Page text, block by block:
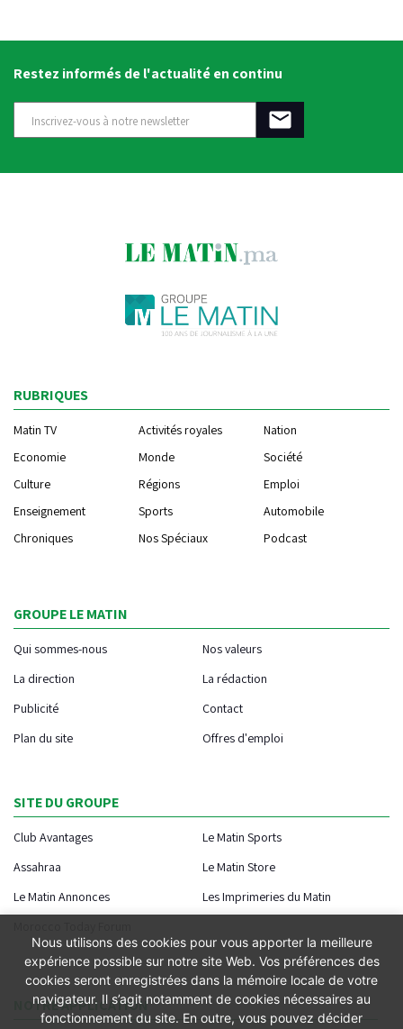
Restez informés de l'actualité en continu
RUBRIQUES
Matin TV Activités royales
Nation
Economie
Monde
Société
Culture
Régions
Emploi
Enseignement
Sports
Automobile
Chroniques
Nos Spéciaux Podcast
GROUPE LE MATIN
Qui sommes-nous
Nos valeurs
La direction
La rédaction
Publicité
Contact
Plan du site
Offres d'emploi
SITE DU GROUPE
Club Avantages
Le Matin Sports
Assahraa
Le Matin Store
Le Matin Annonces
Les Imprimeries du Matin
NOTRE APPLICATION
Nous utilisons des cookies pour vous apporter la meilleure
expérience possible sur notre site Web. Vos préférences des
cookies seront enregistrées dans la mémoire locale de votre
navigateur. Il s’agit notamment de cookies nécessaires au
fonctionnement du site. En outre, vous pouvez décider